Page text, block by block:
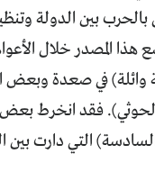
بين الدولة
هذا المصدر خلال
وائلة) في صعدة
فقد انخرط
التي دارت بين